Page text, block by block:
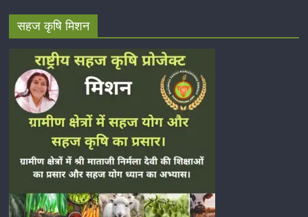
सहज कृषि मिशन